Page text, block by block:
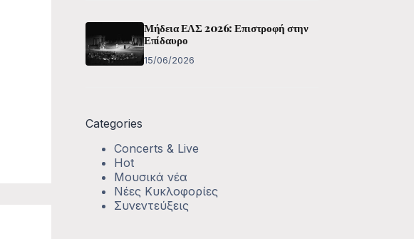
Μήδεια ΕΛΣ 2026: Επιστροφή στην
Επίδαυρο
15/06/2026
Categories
Concerts & Live
Hot
Μουσικά νέα
Νέες Κυκλοφορίες
Συνεντεύξεις